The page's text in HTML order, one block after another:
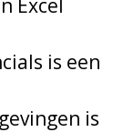
Excel
is een
is